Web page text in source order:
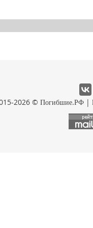
2026 © Погибшие.РФ |